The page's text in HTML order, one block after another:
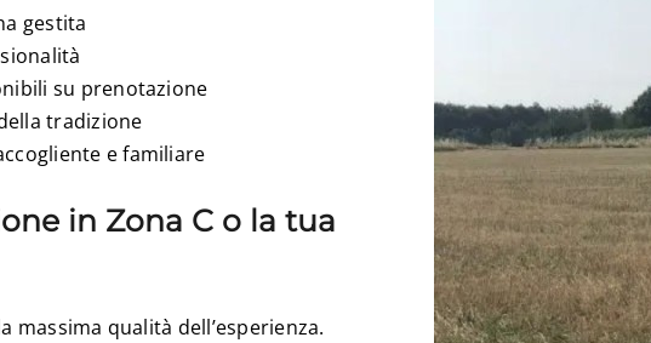
gestita
su prenotazione
tradizione
e familiare
in Zona C o la tua
massima qualità dell’esperienza.